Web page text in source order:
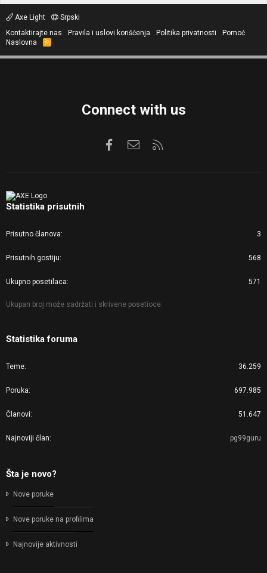
Axe Light
Srpski
Kontaktirajte nas
Pravila i uslovi korišćenja Politika privatnosti
Pomoć
Naslovna
R
S
Connect with us
FacebookKontaktirajte nas
Statistika prisutnih
Prisutno članova 3
Prisutnih gostiju 568
Ukupno posetilaca 571
Ukupan broj može sadržati i skrivene posetioce.
Statistika foruma
Teme 36.259
Poruka 697.985
Članovi 51.647
Najnoviji član pg99guru
Šta je novo?
Nove poruke
Nove poruke na profilima
Najnovije aktivnosti